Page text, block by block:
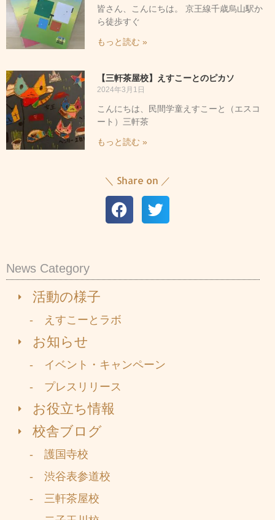
News Category
活動の様子
- えすこーとラボ
お知らせ
- イベント・キャンペーン
- プレスリリース
お役立ち情報
校舎ブログ
- 護国寺校
- 渋谷表参道校
- 三軒茶屋校
皆さん、こんにちは。 京王線千歳烏山駅か
ら徒歩すぐ
もっと読む »
【三軒茶屋校】えすこーとのピカソ
2024年3月1日
こんにちは、民間学童えすこーと（エスコ
ート）三軒茶
もっと読む »
＼ Share on ／